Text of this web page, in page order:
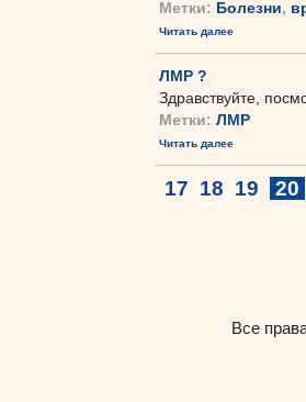
Метки: Болезни,
Читать далее
ЛМР ?
Здравствуйте,
Метки: ЛМР
Читать далее
17 18 19 20
Все